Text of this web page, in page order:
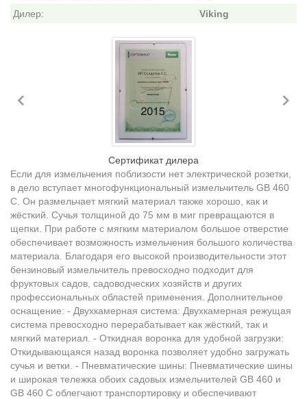
Дилер:
Viking
Сертификат дилера
Если для измельчения поблизости нет электрической розетки,
в дело вступает многофункциональный измельчитель GB 460
C. Он размельчает мягкий материал также хорошо, как и
жёсткий. Сучья толщиной до 75 мм в миг превращаются в
щепки. При работе с мягким материалом большое отверстие
обеспечивает возможность измельчения большого количества
материала. Благодаря его высокой производительности этот
бензиновый измельчитель превосходно подходит для
фруктовых садов, садоводческих хозяйств и других
профессиональных областей применения. Дополнительное
оснащение: - Двухкамерная система: Двухкамерная режущая
система превосходно перерабатывает как жёсткий, так и
мягкий материал. - Откидная воронка для удобной загрузки:
Откидывающаяся назад воронка позволяет удобно загружать
сучья и ветки. - Пневматические шины: Пневматические шины
и широкая тележка обоих садовых измельчителей GB 460 и
GB 460 C облегчают транспортировку и обеспечивают